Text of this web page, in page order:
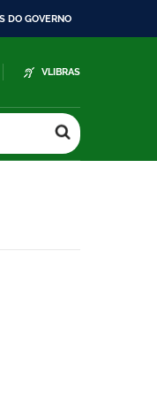
DO GOVERNO
VLIBRAS